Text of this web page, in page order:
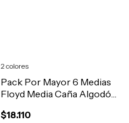
Pack Por Mayor 6 Medias
Floyd Media Caña Algodón
$18.110
2 colores